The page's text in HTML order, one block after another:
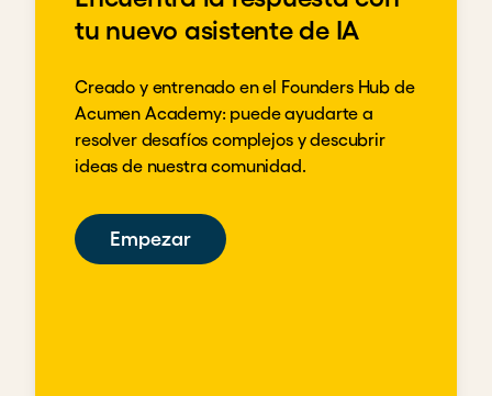
tu nuevo asistente de IA
Creado y entrenado en el Founders Hub de
Acumen Academy: puede ayudarte a
resolver desafíos complejos y descubrir
ideas de nuestra comunidad.
Empezar